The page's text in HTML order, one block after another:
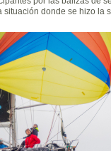
donde se hizo la